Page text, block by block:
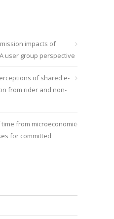
impacts of
user group perspective
of shared e-
from rider and non-
from microeconomic
for committed